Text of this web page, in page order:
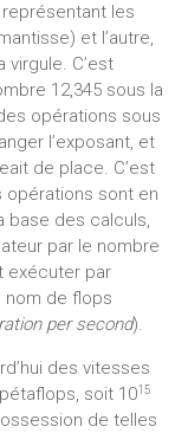
les
et l’autre,
virgule. C’est
12,345 sous la
opérations sous
l’exposant, et
de place. C’est
opérations sont en
base des calculs,
par le nombre
exécuter par
nom de flops
per second).
des vitesses
soit 1015
de telles